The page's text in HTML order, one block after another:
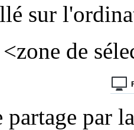
sur
de
partage par